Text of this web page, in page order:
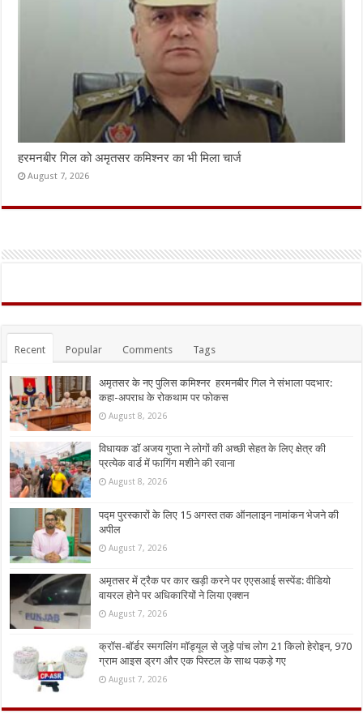
हरमनबीर गिल को अमृतसर कमिश्नर का भी मिला चार्ज
August 7, 2026
Recent Popular Comments Tags
अमृतसर के नए पुलिस कमिश्नर हरमनबीर गिल ने संभाला पदभार:
कहा-अपराध के रोकथाम पर फोकस
August 8, 2026
विधायक डॉ अजय गुप्ता ने लोगों की अच्छी सेहत के लिए क्षेत्र की
प्रत्येक वार्ड में फागिंग मशीने की रवाना
August 8, 2026
पद्म पुरस्कारों के लिए 15 अगस्त तक ऑनलाइन नामांकन भेजने की
अपील
August 7, 2026
अमृतसर में ट्रैक पर कार खड़ी करने पर एएसआई सस्पेंड: वीडियो
वायरल होने पर अधिकारियों ने लिया एक्शन
August 7, 2026
क्रॉस-बॉर्डर स्मगलिंग मॉड्यूल से जुड़े पांच लोग 21 किलो हेरोइन, 970
ग्राम आइस ड्रग और एक पिस्टल के साथ पकड़े गए
August 7, 2026